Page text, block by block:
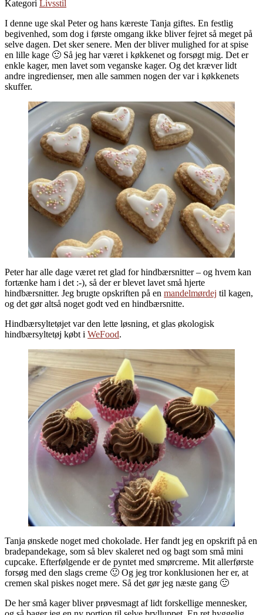
Kategori Livsstil
I denne uge skal Peter og hans kæreste Tanja giftes. En festlig
begivenhed, som dog i første omgang ikke bliver fejret så meget på
selve dagen. Det sker senere. Men der bliver mulighed for at spise
en lille kage 🙂 Så jeg har været i køkkenet og forsøgt mig. Det er
enkle kager, men lavet som veganske kager. Og det kræver lidt
andre ingredienser, men alle sammen nogen der var i køkkenets
skuffer.
Peter har alle dage været ret glad for hindbærsnitter – og hvem kan
fortænke ham i det :-), så der er blevet lavet små hjerte
hindbærsnitter. Jeg brugte opskriften på en mandelmørdej til kagen,
og det gør altså noget godt ved en hindbærsnitte.
Hindbærsyltetøjet var den lette løsning, et glas økologisk
hindbærsyltetøj købt i WeFood.
Tanja ønskede noget med chokolade. Her fandt jeg en opskrift på en
bradepandekage, som så blev skaleret ned og bagt som små mini
cupcake. Efterfølgende er de pyntet med smørcreme. Mit allerførste
forsøg med den slags creme 🙂 Og jeg tror konklusionen her er, at
cremen skal piskes noget mere. Så det gør jeg næste gang 🙂
De her små kager bliver prøvesmagt af lidt forskellige mennesker,